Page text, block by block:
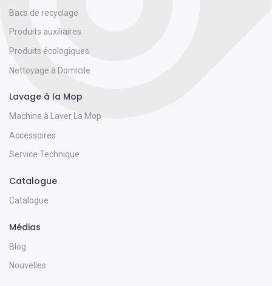
Bacs de recyclage
Produits auxiliaires
Produits écologiques
Nettoyage à Domicile
Lavage à la Mop
Machine à Laver La Mop
Accessoires
Service Technique
Catalogue
Catalogue
Médias
Blog
Nouvelles